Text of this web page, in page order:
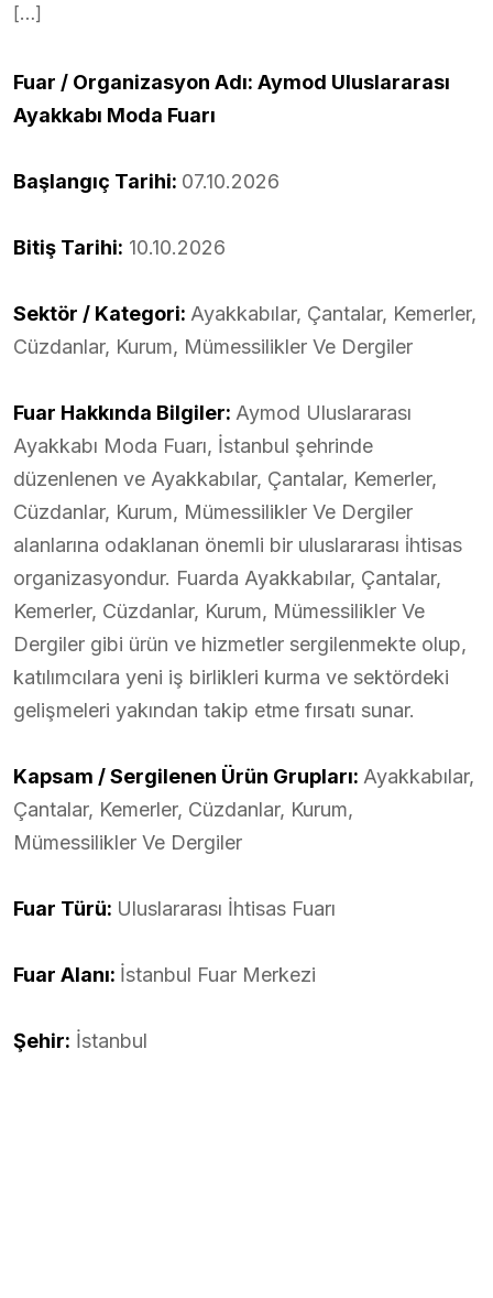
[…]
Fuar / Organizasyon Adı: Aymod Uluslararası
Ayakkabı Moda Fuarı
Başlangıç Tarihi: 07.10.2026
Bitiş Tarihi: 10.10.2026
Sektör / Kategori: Ayakkabılar, Çantalar, Kemerler,
Cüzdanlar, Kurum, Mümessilikler Ve Dergiler
Fuar Hakkında Bilgiler: Aymod Uluslararası
Ayakkabı Moda Fuarı, İstanbul şehrinde
düzenlenen ve Ayakkabılar, Çantalar, Kemerler,
Cüzdanlar, Kurum, Mümessilikler Ve Dergiler
alanlarına odaklanan önemli bir uluslararası i̇htisas
organizasyondur. Fuarda Ayakkabılar, Çantalar,
Kemerler, Cüzdanlar, Kurum, Mümessilikler Ve
Dergiler gibi ürün ve hizmetler sergilenmekte olup,
katılımcılara yeni iş birlikleri kurma ve sektördeki
gelişmeleri yakından takip etme fırsatı sunar.
Kapsam / Sergilenen Ürün Grupları: Ayakkabılar,
Çantalar, Kemerler, Cüzdanlar, Kurum,
Mümessilikler Ve Dergiler
Fuar Türü: Uluslararası İhtisas Fuarı
Fuar Alanı: İstanbul Fuar Merkezi
Şehir: İstanbul